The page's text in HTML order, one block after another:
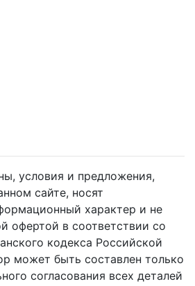
условия и предложения,
сайте, носят
характер и не
офертой в соответствии со
кодекса Российской
может быть составлен только
согласования всех деталей